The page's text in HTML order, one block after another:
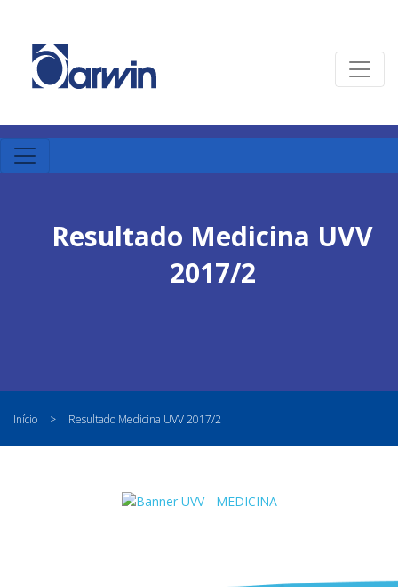
Resultado Medicina UVV
2017/2
Início > Resultado Medicina UVV 2017/2